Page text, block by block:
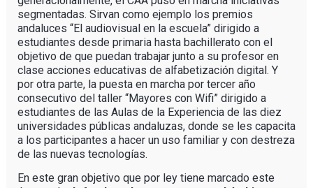
segmentadas. Sirvan como ejemplo los premios
andaluces “El audiovisual en la escuela” dirigido a
estudiantes desde primaria hasta bachillerato con el
objetivo de que puedan trabajar junto a su profesor en
clase acciones educativas de alfabetización digital. Y
por otra parte, la puesta en marcha por tercer año
consecutivo del taller “Mayores con Wifi” dirigido a
estudiantes de las Aulas de la Experiencia de las diez
universidades públicas andaluzas, donde se les capacita
a los participantes a hacer un uso familiar y con destreza
de las nuevas tecnologías.
En este gran objetivo que por ley tiene marcado este